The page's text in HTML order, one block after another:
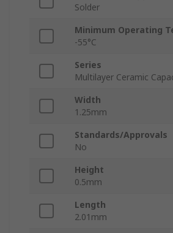
Solder
Minimum Operating
-55°C
Series
Multilayer Ceramic
Width
1.25mm
Standards/Approvals
No
Height
0.5mm
Length
2.01mm